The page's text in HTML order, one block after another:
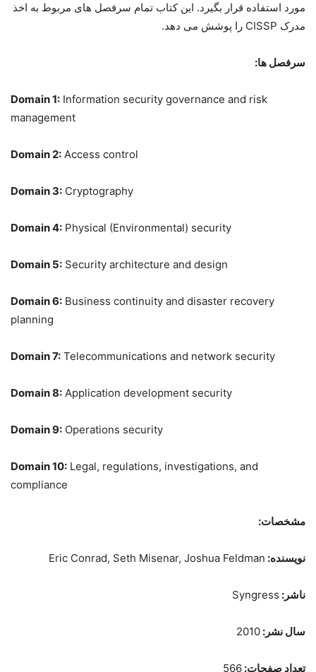
مورد استفاده قرار بگیرد. این کتاب تمام سرفصل های مربوط به اخذ
مدرک CISSP را پوشش می دهد.
سرفصل ها:
Domain 1: Information security governance and risk
management
Domain 2: Access control
Domain 3: Cryptography
Domain 4: Physical (Environmental) security
Domain 5: Security architecture and design
Domain 6: Business continuity and disaster recovery
planning
Domain 7: Telecommunications and network security
Domain 8: Application development security
Domain 9: Operations security
Domain 10: Legal, regulations, investigations, and
compliance
مشخصات:
نویسنده: Eric Conrad, Seth Misenar, Joshua Feldman
ناشر: Syngress
سال نشر: 2010
تعداد صفحات: 566